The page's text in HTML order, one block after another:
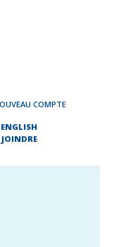
COMPTE
ENGLISH